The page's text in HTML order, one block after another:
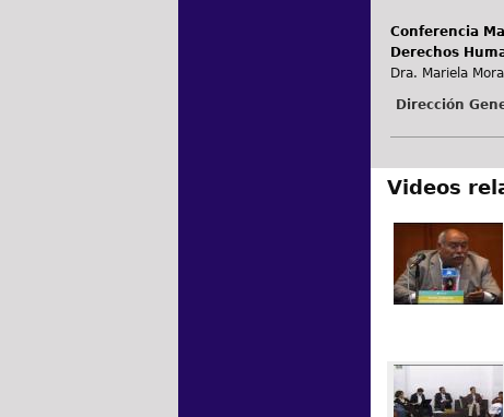
Conferencia
Derechos
Dra. Mariela
Dirección
Videos